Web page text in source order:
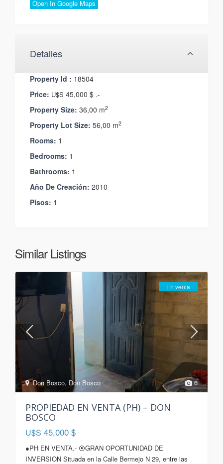
Open In Google Maps
Detalles
Property Id : 18504
Price: U$S 45,000 $ .-
Property Size: 36,00 m2
Property Lot Size: 56,00 m2
Rooms: 1
Bedrooms: 1
Bathrooms: 1
Año De Creación: 2010
Pisos: 1
Similar Listings
6
Don Bosco, Don Bosco
En venta
PROPIEDAD EN VENTA (PH) – DON
BOSCO
U$S 45,000 $
●PH EN VENTA.- ⦿GRAN OPORTUNIDAD DE
INVERSION Situada en la Calle Bermejo N 29, entre las